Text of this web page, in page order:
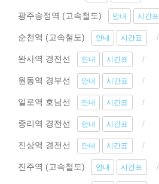
광주송정역 (고속철도) 안내 시간표
순천역 (고속철도) 안내 시간표
완사역 경전선 안내 시간표
원동역 경부선 안내 시간표
일로역 호남선 안내 시간표
중리역 경전선 안내 시간표
진상역 경전선 안내 시간표
진주역 (고속철도) 안내 시간표